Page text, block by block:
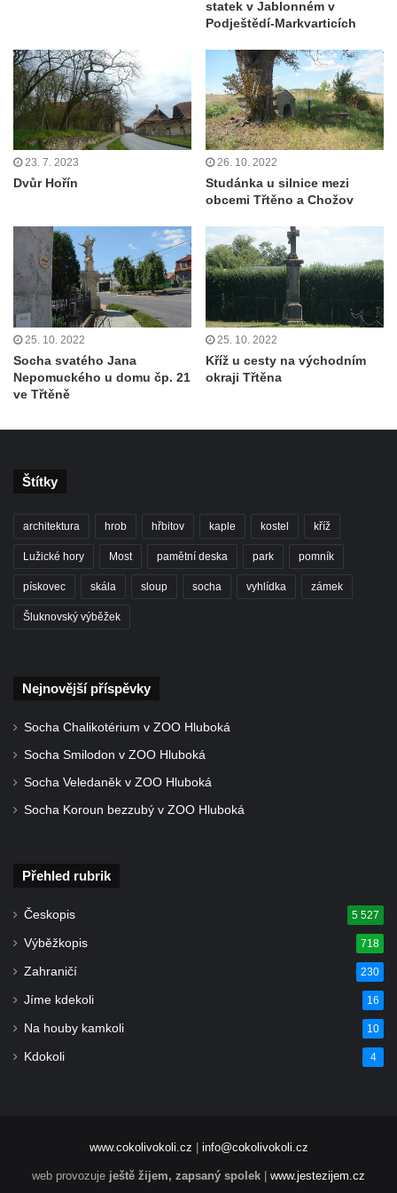
Fuchsova vila v Kraslicích
Katova ulička v Kadani
Kittelův dům v Krásné u Pěnčína
Fara u kostela svatého Josefa v Krásné u
Altán v parku u školy v Teplicích nad Metují
Krakonošovy schody v Teplicích nad Metují
Kubečkova fara čp. 54 v Machovské Lhotě
Vila Landhaus čp. 1230/6 v ulici Pod
Doubravkou v Teplicích
Jirschova vila čp. 1348/10 v ulici Pod
Doubravkou v Teplicích
Dům čp. 270 v ulici U Hrádku zvaný
Pavilon Kolostůjovy věžičky v Teplicích
Dům čp. 72/1 v Lázeňské ulici v Teplicích –
Zlaté slunce
Dům čp. 16 ve Starých Křečanech
Dům čp. 15 ve Starých Křečanech
Model rozhledny Vlčí hora ve Starých
Křečanech
Budova fary ve Starých Křečanech
Dům č.p. 96/87 v Dlouhé ulici v Dubé
Dům č.p. 94/91 v Dlouhé ulici v Dubé
Dům č.p. 91/97 v Dlouhé ulici v Dubé
Dům č.p. 90/99 v Dlouhé ulici v Dubé
Dům č.p. 110/94 v Dlouhé ulici v Dubé
Budova fary v Dubé
statek v Jablonném v
Podještědí-Markvarticích
23. 7. 2023
Dvůr Hořín
26. 10. 2022
Studánka u silnice mezi
obcemi Třtěno a Chožov
25. 10. 2022
Socha svatého Jana
Nepomuckého u domu čp. 21
ve Třtěně
25. 10. 2022
Kříž u cesty na východním
okraji Třtěna
Štítky
architektura hrob hřbitov kaple kostel kříž
Lužické hory Most pamětní deska park pomník
pískovec skála sloup socha vyhlídka zámek
Šluknovský výběžek
Nejnovější příspěvky
Socha Chalikotérium v ZOO Hluboká
Socha Smilodon v ZOO Hluboká
Socha Veledaněk v ZOO Hluboká
Socha Koroun bezzubý v ZOO Hluboká
Přehled rubrik
Českopis 5 527
Výběžkopis 718
Zahraničí 230
Jíme kdekoli 16
Na houby kamkoli 10
Kdokoli 4
www.cokolivokoli.cz | info@cokolivokoli.cz
web provozuje ještě žijem, zapsaný spolek | www.jestezijem.cz